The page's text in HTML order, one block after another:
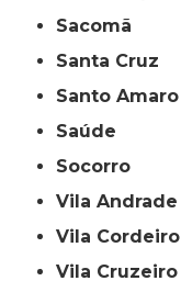
Sacomã
Santa Cruz
Santo Amaro
Saúde
Socorro
Vila Andrade
Vila Cordeiro
Vila Cruzeiro